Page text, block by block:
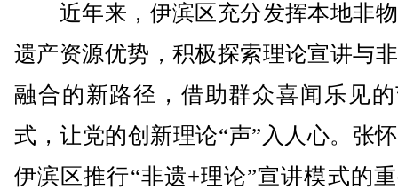
近年来，伊滨区充分发挥本地非
遗产资源优势，积极探索理论宣讲与
融合的新路径，借助群众喜闻乐见
式，让党的创新理论“声”入人心。张
伊滨区推行“非遗+理论”宣讲模式的